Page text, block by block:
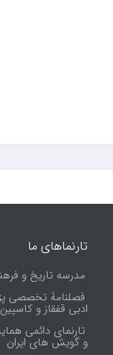
تارنماهای ما
مدرسه تاریخ و
فصلنامۀ تخصصی
ادبی قفقاز و کاسپین
تارنمای دائمی
و گویش های ایران